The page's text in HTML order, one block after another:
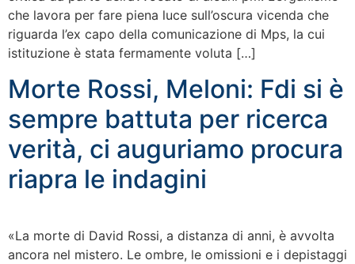
che lavora per fare piena luce sull’oscura vicenda che
riguarda l’ex capo della comunicazione di Mps, la cui
istituzione è stata fermamente voluta […]
Morte Rossi, Meloni: Fdi si è
sempre battuta per ricerca
verità, ci auguriamo procura
riapra le indagini
«La morte di David Rossi, a distanza di anni, è avvolta
ancora nel mistero. Le ombre, le omissioni e i depistaggi